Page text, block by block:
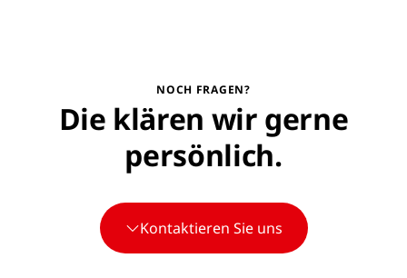
NOCH FRAGEN?
Die klären wir gerne
persönlich.
Kontaktieren Sie uns